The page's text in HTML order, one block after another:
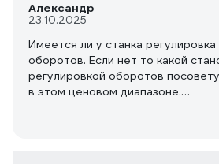
Александр
23.10.2025
Имеется ли у станка регулировка
оборотов. Если нет то какой
регулировкой оборотов
в этом ценовом диапазоне.